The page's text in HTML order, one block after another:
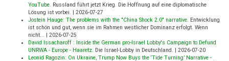
YouTube. Russland führt jetzt Krieg. Die Hoffnung auf eine diplomatische
Lösung ist vorbei.
2026-07-27
Jostein Hauge: The problems with the "China Shock 2.0" narrative. Entwicklung
ist schön und gut, wenn sie im Rahmen westlicher Dominanz erfolgt. Wenn
nicht...
2026-07-25
David Issacharoff : Inside the German pro-Israel Lobby's Campaign to Defund
UNRWA - Europe - Haaretz. Die Israel-Lobby in Deutschland.
2026-07-20
Leonid Ragozin: On Ukraine, Trump Now Buys the ‘Tide Turning’ Narrative -